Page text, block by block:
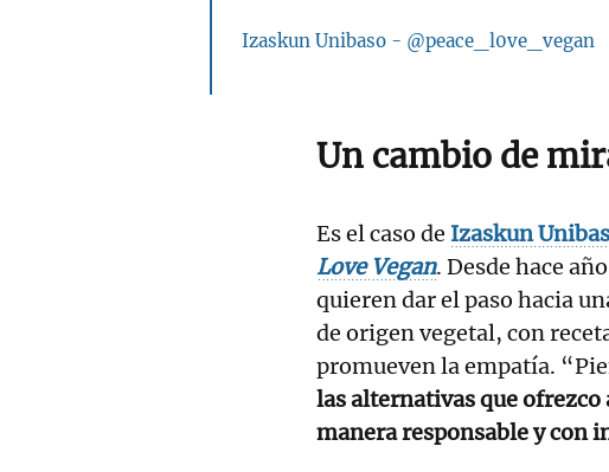
Izaskun Unibaso - @peace_l0ve_vegan
Un cambio de
Es el caso de Izaskun
Love Vegan. Desde hace
quieren dar el paso hacia
de origen vegetal, con
promueven la empatía.
las alternativas que ofrezco
manera responsable y con